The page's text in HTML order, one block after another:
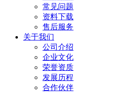
常见问题
资料下载
售后服务
关于我们
公司介绍
企业文化
荣誉资质
发展历程
合作伙伴